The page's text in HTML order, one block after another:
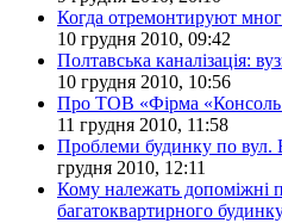
Когда отремонтируют
10 грудня 2010, 09:42
Полтавська каналізація:
10 грудня 2010, 10:56
Про ТОВ «Фірма «Консоль
11 грудня 2010, 11:58
Проблеми будинку по вул.
грудня 2010, 12:11
Кому належать допоміжні
багатоквартирного